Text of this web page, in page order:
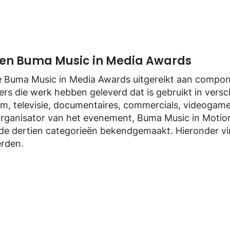
Buma Music in Media Awards
Music in Media Awards uitgereikt aan
die werk hebben geleverd dat is gebruikt in
televisie, documentaires, commercials,
van het evenement, Buma Music in
dertien categorieën bekendgemaakt. Hieronder